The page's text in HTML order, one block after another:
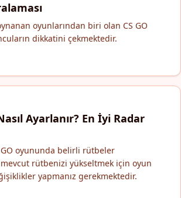
oyunlarından biri olan CS GO
dikkatini çekmektedir.
Ayarlanır? En İyi Radar
oyununda belirli rütbeler
rütbenizi yükseltmek için oyun
yapmanız gerekmektedir.